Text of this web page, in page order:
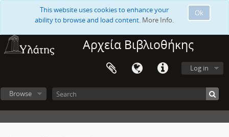
Ok
This website uses cookies to enhance your
ability to browse and load content. More Info.
Αρχεία Βιβλιοθήκης
Log in
Browse